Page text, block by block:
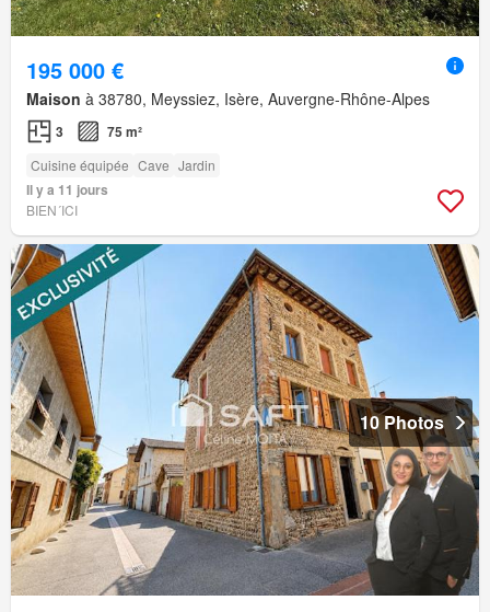
195 000 €
Maison à 38780, Meyssiez, Isère, Auvergne-Rhône-Alpes
3 75 m²
Cuisine équipée Cave Jardin
Il y a 11 jours
BIEN´ICI
10 Photos